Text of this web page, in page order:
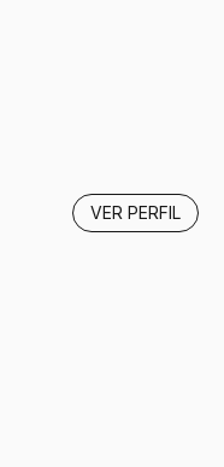
VER PERFIL